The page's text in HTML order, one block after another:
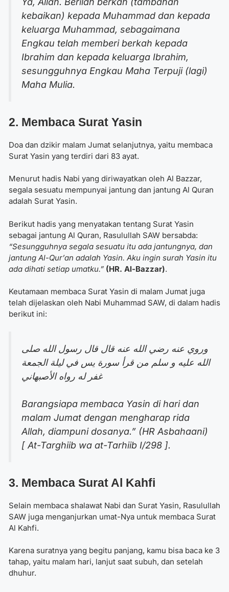
kebaikan) kepada Muhammad dan kepada
keluarga Muhammad, sebagaimana
Engkau telah memberi berkah kepada
Ibrahim dan kepada keluarga Ibrahim,
sesungguhnya Engkau Maha Terpuji (lagi)
Maha Mulia.
2. Membaca Surat Yasin
Doa dan dzikir malam Jumat selanjutnya, yaitu membaca
Surat Yasin yang terdiri dari 83 ayat.
Menurut hadis Nabi yang diriwayatkan oleh Al Bazzar,
segala sesuatu mempunyai jantung dan jantung Al Quran
adalah Surat Yasin.
Berikut hadis yang menyatakan tentang Surat Yasin
sebagai jantung Al Quran, Rasulullah SAW bersabda:
“Sesungguhnya segala sesuatu itu ada jantungnya, dan
jantung Al-Qur’an adalah Yasin. Aku ingin surah Yasin itu
ada dihati setiap umatku.” (HR. Al-Bazzar).
Keutamaan membaca Surat Yasin di malam Jumat juga
telah dijelaskan oleh Nabi Muhammad SAW, di dalam hadis
berikut ini:
وروي عنه رضي الله عنه قال قال رسول الله صلى
الله عليه و سلم من قرأ سورة يس في ليلة الجمعة
غفر له رواه الأصبهاني
Barangsiapa membaca Yasin di hari dan
malam Jumat dengan mengharap rida
Allah, diampuni dosanya.” (HR Asbahaani)
[ At-Targhiib wa at-Tarhiib I/298 ].
3. Membaca Surat Al Kahfi
Selain membaca shalawat Nabi dan Surat Yasin, Rasulullah
SAW juga menganjurkan umat-Nya untuk membaca Surat
Al Kahfi.
Karena suratnya yang begitu panjang, kamu bisa baca ke 3
tahap, yaitu malam hari, lanjut saat subuh, dan setelah
dhuhur.